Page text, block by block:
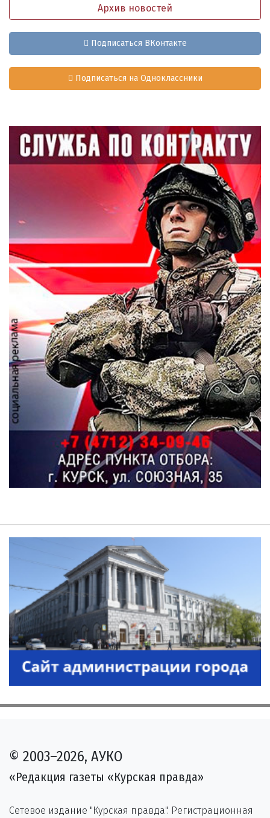
Архив новостей
Подписаться ВКонтакте
Подписаться на Одноклассники
© 2003–2026, АУКО
«Редакция газеты «Курская правда»
Сетевое издание "Курская правда". Регистрационная